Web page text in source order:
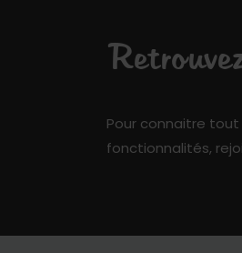
Pour connaitre tout
fonctionnalités,